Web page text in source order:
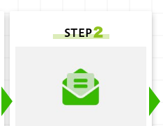
STEP２